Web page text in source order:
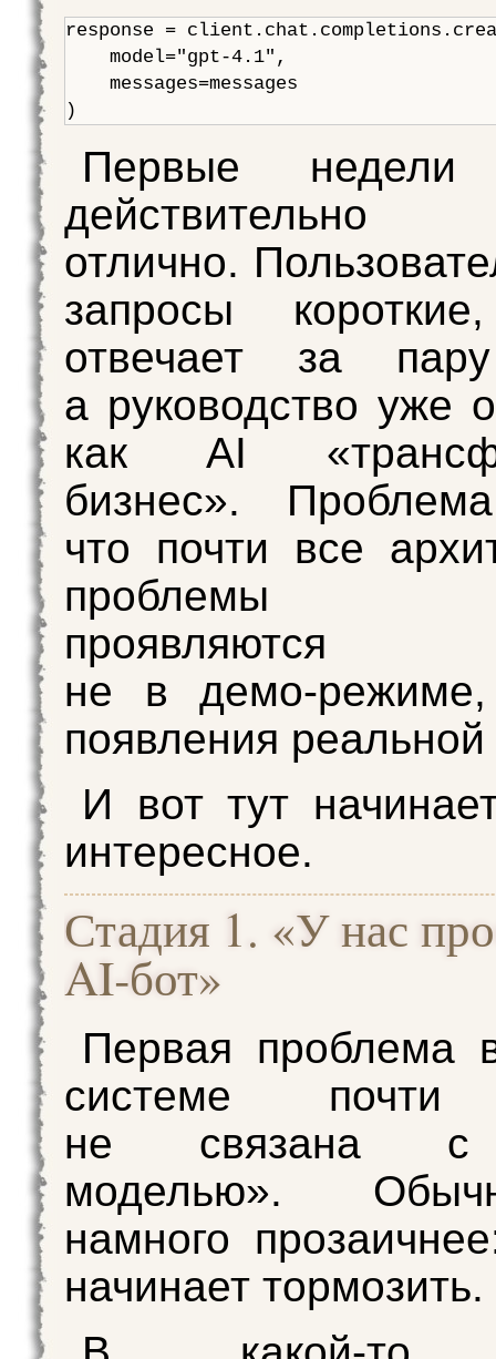
response =
    model="gpt-4.1",
    messages=messages
Первые недели
действительно
отлично.
запросы
отвечает за
а руководство уже
как AI
бизнес».
что почти все
проблемы
проявляются
не в
появления реальной
И вот тут
интересное.
Стадия 1. «У нас
AI‑бот»
Первая проблема
системе почти
не связана с
моделью».
намного
начинает тормозить.